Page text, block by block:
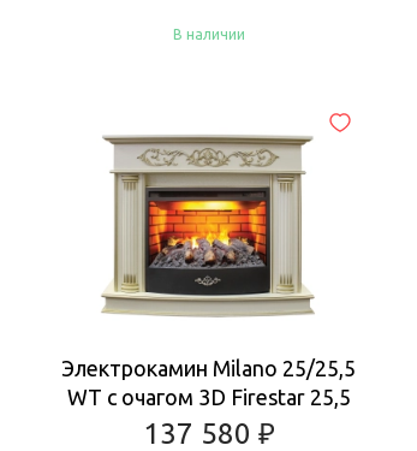
В наличии
Купить
Электрокамин Milano 25/25,5
WT с очагом 3D Firestar 25,5
137 580 ₽